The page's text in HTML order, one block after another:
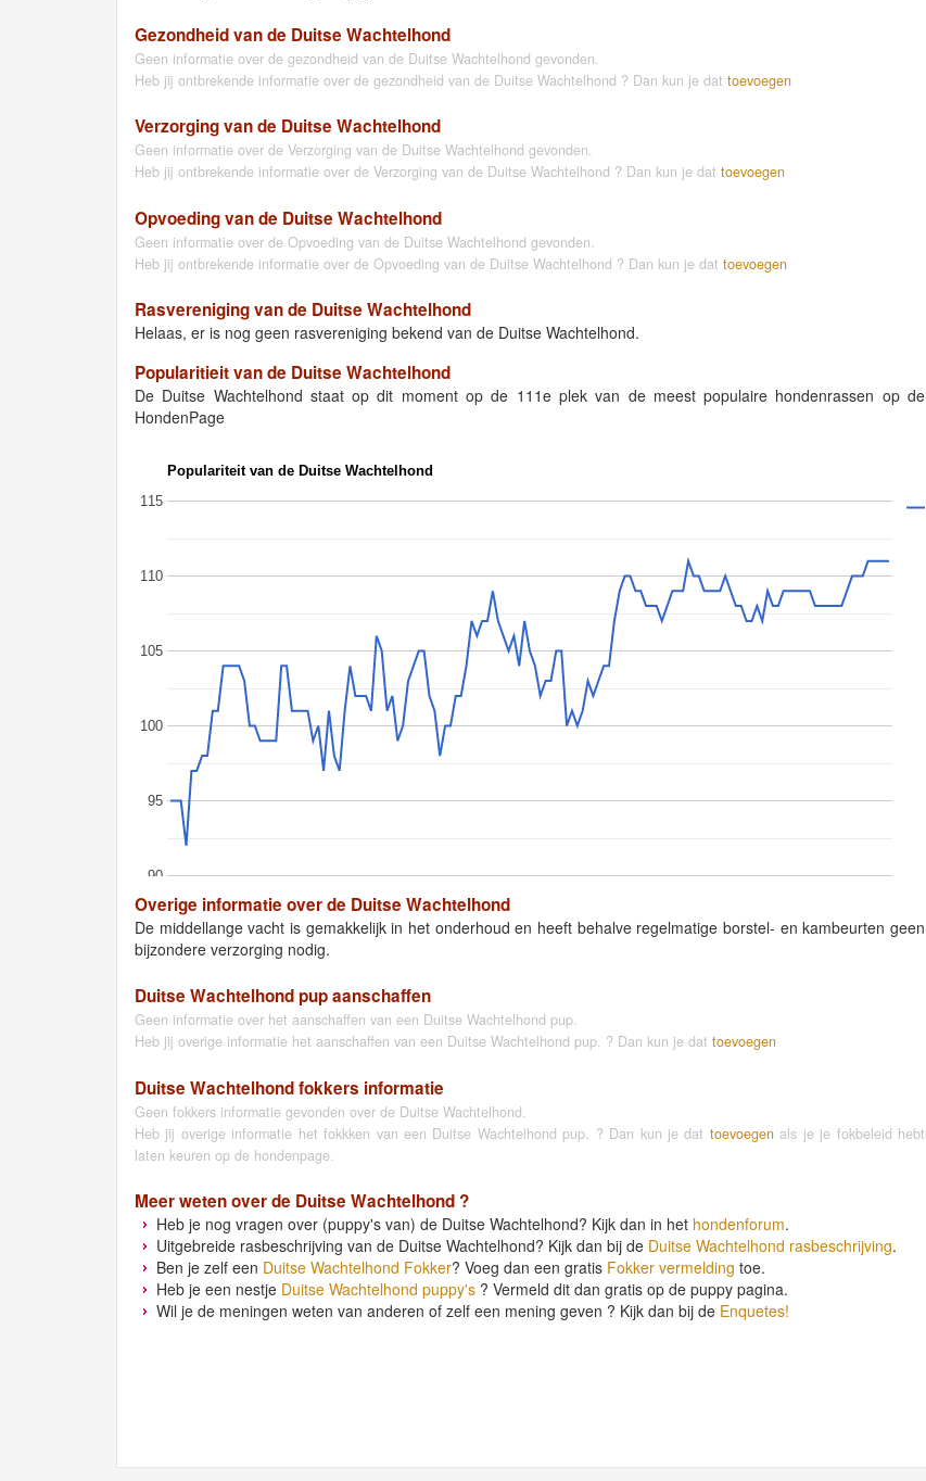
Gezondheid van de Duitse Wachtelhond
Geen informatie over de gezondheid van de Duitse Wachtelhond gevonden.
Heb jij ontbrekende informatie over de gezondheid van de Duitse Wachtelhond ? Dan kun je dat toevoegen
Verzorging van de Duitse Wachtelhond
Geen informatie over de Verzorging van de Duitse Wachtelhond gevonden.
Heb jij ontbrekende informatie over de Verzorging van de Duitse Wachtelhond ? Dan kun je dat toevoegen
Opvoeding van de Duitse Wachtelhond
Geen informatie over de Opvoeding van de Duitse Wachtelhond gevonden.
Heb jij ontbrekende informatie over de Opvoeding van de Duitse Wachtelhond ? Dan kun je dat toevoegen
Rasvereniging van de Duitse Wachtelhond
Helaas, er is nog geen rasvereniging bekend van de Duitse Wachtelhond.
Popularitieit van de Duitse Wachtelhond
De Duitse Wachtelhond staat op dit moment op de 111e plek van de meest populaire hondenrassen op de
HondenPage
Populariteit van de Duitse Wachtelhond
90
95
100
105
110
115
Overige informatie over de Duitse Wachtelhond
De middellange vacht is gemakkelijk in het onderhoud en heeft behalve regelmatige borstel- en kambeurten geen
bijzondere verzorging nodig.
Duitse Wachtelhond pup aanschaffen
Geen informatie over het aanschaffen van een Duitse Wachtelhond pup.
Heb jij overige informatie het aanschaffen van een Duitse Wachtelhond pup. ? Dan kun je dat toevoegen
Duitse Wachtelhond fokkers informatie
Geen fokkers informatie gevonden over de Duitse Wachtelhond.
Heb jij overige informatie het fokkken van een Duitse Wachtelhond pup. ? Dan kun je dat toevoegenals je je fokbeleid hebt
laten keuren op de hondenpage.
Meer weten over de Duitse Wachtelhond ?
Heb je nog vragen over (puppy's van) de Duitse Wachtelhond? Kijk dan in het hondenforum.
Uitgebreide rasbeschrijving van de Duitse Wachtelhond? Kijk dan bij de Duitse Wachtelhond rasbeschrijving.
Ben je zelf een Duitse Wachtelhond Fokker? Voeg dan een gratis Fokker vermelding toe.
Heb je een nestje Duitse Wachtelhond puppy's ? Vermeld dit dan gratis op de puppy pagina.
Wil je de meningen weten van anderen of zelf een mening geven ? Kijk dan bij de Enquetes!